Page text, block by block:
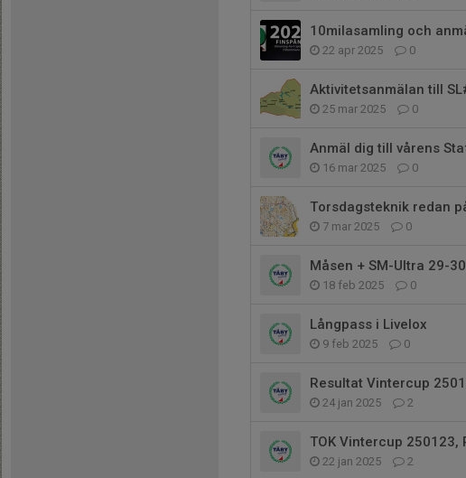
10milasamling och
22 apr 2025 0
Aktivitetsanmälan till
25 mar 2025 0
Anmäl dig till vårens
16 mar 2025 0
Torsdagsteknik redan
7 mar 2025 0
Måsen + SM-Ultra 29-
18 feb 2025 0
Långpass i Livelox
9 feb 2025 0
Resultat Vintercup
24 jan 2025 2
TOK Vintercup 250123,
22 jan 2025 2